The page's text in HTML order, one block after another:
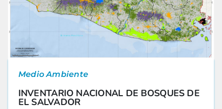
Medio Ambiente
INVENTARIO NACIONAL DE BOSQUES DE
EL SALVADOR